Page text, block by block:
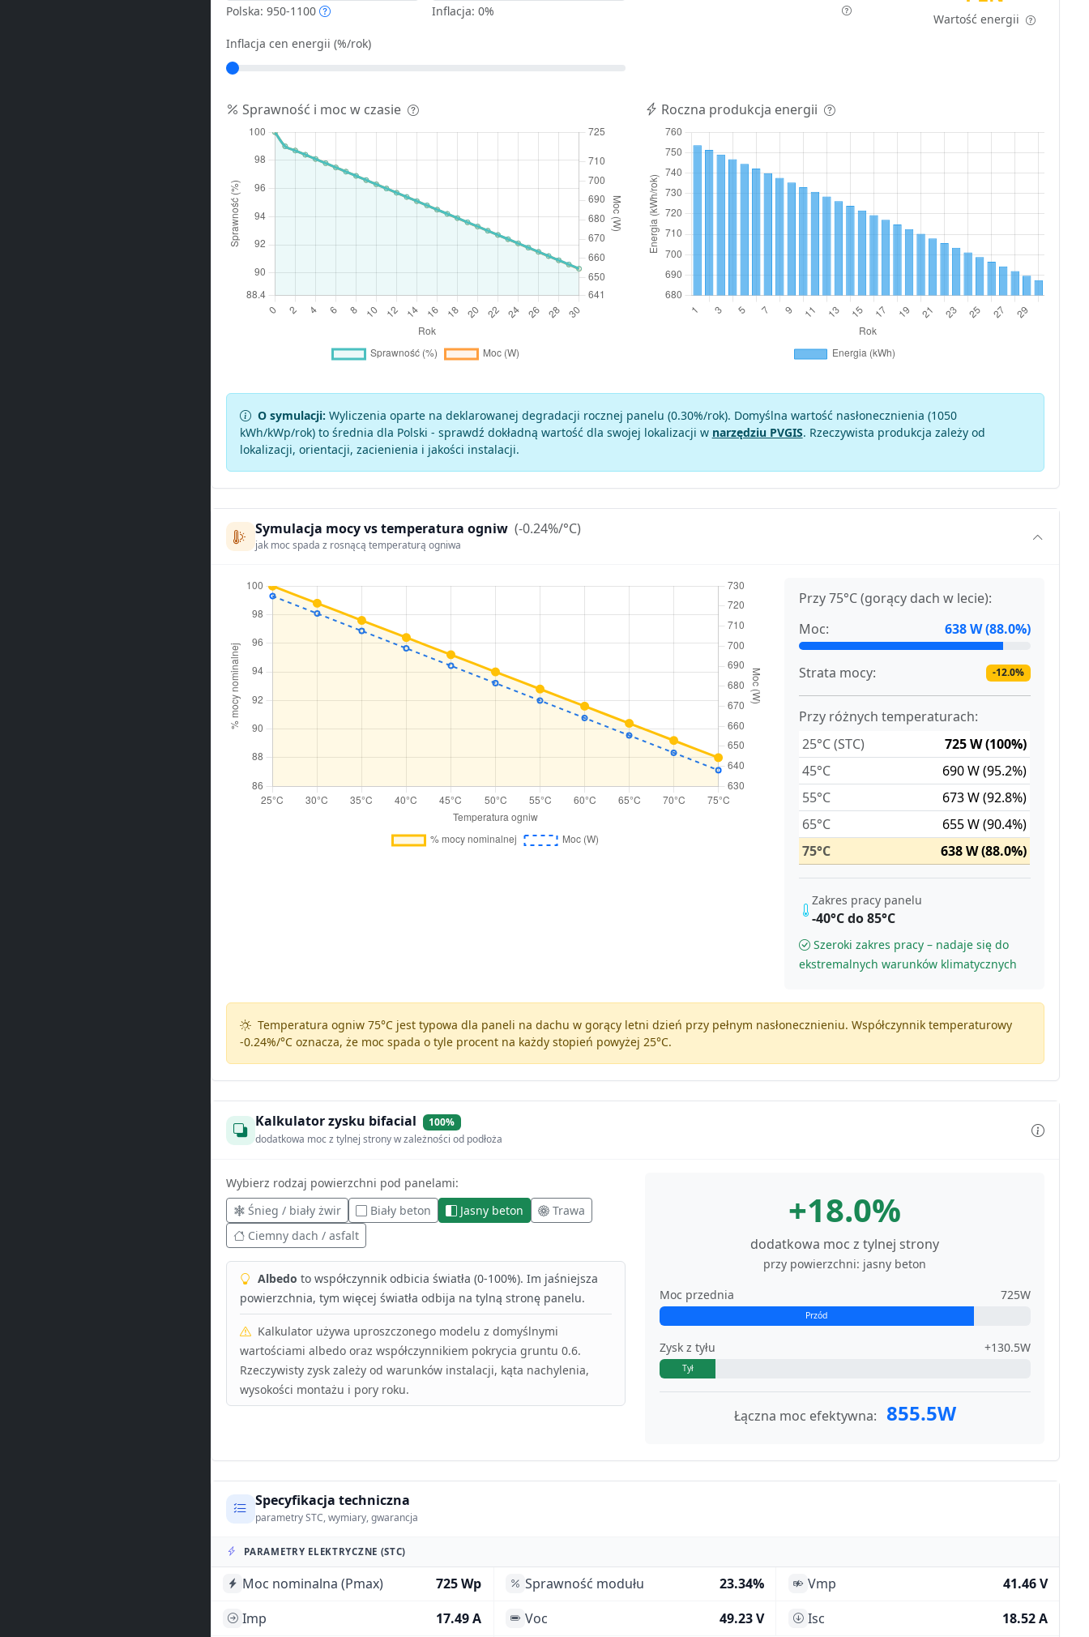
Polska: 950-1100 Inflacja:0%
Inflacja cen energii (%/rok)
Wartość energii
Sprawność i moc w czasie Roczna produkcja energii
O symulacji: Wyliczenia oparte na deklarowanej degradacji rocznej panelu (0.30%/rok). Domyślna wartość nasłonecznienia (1050
kWh/kWp/rok) to średnia dla Polski - sprawdź dokładną wartość dla swojej lokalizacji w narzędziu PVGIS. Rzeczywista produkcja zależy od
lokalizacji, orientacji, zacienienia i jakości instalacji.
Symulacja mocy vs temperatura ogniw (-0.24%/°C)
jak moc spada z rosnącą temperaturą ogniwa
Przy 75°C (gorący dach w lecie):
Moc:
638 W (88.0%)
Strata mocy: -12.0%
Przy różnych temperaturach:
25°C (STC)
725 W (100%)
45°C
690 W (95.2%)
55°C
673 W (92.8%)
65°C
655 W (90.4%)
75°C
638 W (88.0%)
Zakres pracy panelu
-40°C do 85°C
Szeroki zakres pracy – nadaje się do
ekstremalnych warunków klimatycznych
Temperatura ogniw 75°C jest typowa dla paneli na dachu w gorący letni dzień przy pełnym nasłonecznieniu. Współczynnik temperaturowy
-0.24%/°Coznacza, że moc spada o tyle procent na każdy stopień powyżej 25°C.
Kalkulator zysku bifacial
100%
dodatkowa moc z tylnej strony w zależności od podłoża
Wybierz rodzaj powierzchni pod panelami:
Śnieg / biały żwir
Biały beton Jasny beton
Trawa
Ciemny dach / asfalt
Albedo to współczynnik odbicia światła (0-100%). Im jaśniejsza
powierzchnia, tym więcej światła odbija na tylną stronę panelu.
Kalkulator używa uproszczonego modelu z domyślnymi
wartościami albedo oraz współczynnikiem pokrycia gruntu 0.6.
Rzeczywisty zysk zależy od warunków instalacji, kąta nachylenia,
wysokości montażu i pory roku.
+18.0%
dodatkowa moc z tylnej strony
przy powierzchni: jasny beton
Moc przednia
725W
Przód
Zysk z tyłu +130.5W
Tył
Łączna moc efektywna: 855.5W
Specyfikacja techniczna
parametry STC, wymiary, gwarancja
PARAMETRY ELEKTRYCZNE (STC)
Moc nominalna (Pmax) 725 Wp Sprawność modułu 23.34% Vmp
41.46 V
Imp
17.49 A Voc 49.23 V Isc 18.52 A